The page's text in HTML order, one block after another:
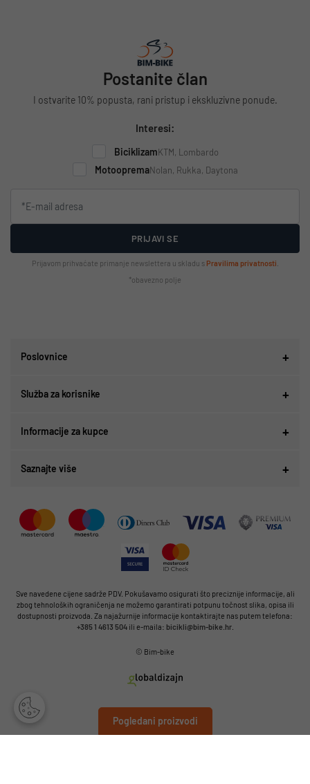
Pogledani proizvodi
Postanite član
I ostvarite 10% popusta, rani pristup i ekskluzivne ponude.
Interesi:
BiciklizamKTM, Lombardo
MotoopremaNolan, Rukka, Daytona
PRIJAVI SE
Prijavom prihvaćate primanje newslettera u skladu s Pravilima privatnosti
*obavezno polje
Poslovnice
Služba za korisnike
Informacije za kupce
Saznajte više
Sve navedene cijene sadrže PDV. Pokušavamo osigurati što preciznije informacije, ali
zbog tehnoloških ograničenja ne možemo garantirati potpunu točnost slika, opisa ili
dostupnosti proizvoda. Za najažurnije informacije kontaktirajte nas putem telefona:
+385 1 4613 504ili e-maila: bicikli@bim-bike.hr.
© Bim-bike